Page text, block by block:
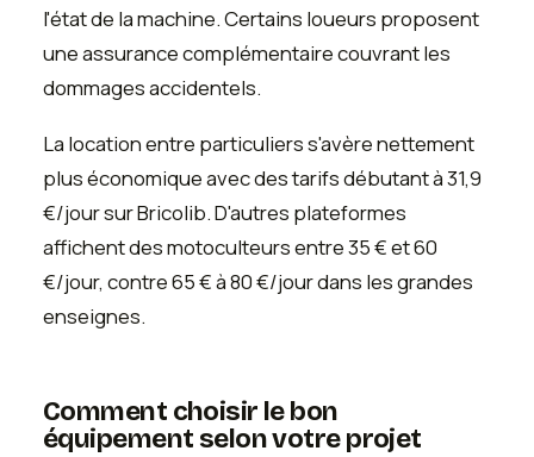
l'état de la machine. Certains loueurs proposent
une assurance complémentaire couvrant les
dommages accidentels.
La location entre particuliers s'avère nettement
plus économique avec des tarifs débutant à 31,9
€/jour sur Bricolib. D'autres plateformes
affichent des motoculteurs entre 35 € et 60
€/jour, contre 65 € à 80 €/jour dans les grandes
enseignes.
Comment choisir le bon
équipement selon votre projet